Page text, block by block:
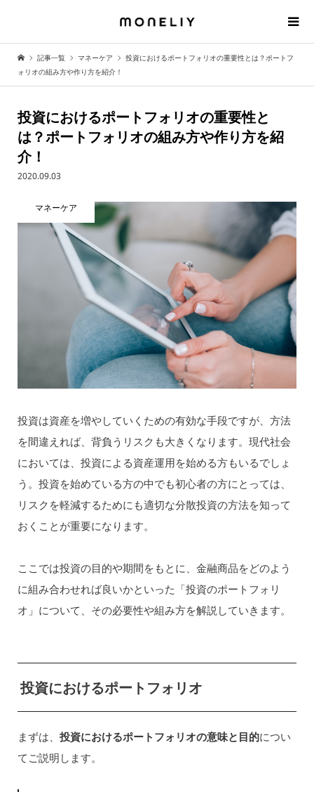
記事一覧 マネーケア
投資におけるポートフォリオの重要性とは？ポートフ
ォリオの組み方や作り方を紹介！
投資におけるポートフォリオの重要性と
は？ポートフォリオの組み方や作り方を紹
介！
2020.09.03
マネーケア
投資は資産を増やしていくための有効な手段ですが、方法
を間違えれば、背負うリスクも大きくなります。現代社会
においては、投資による資産運用を始める方もいるでしょ
う。投資を始めている方の中でも初心者の方にとっては、
リスクを軽減するためにも適切な分散投資の方法を知って
おくことが重要になります。
ここでは投資の目的や期間をもとに、金融商品をどのよう
に組み合わせれば良いかといった「投資のポートフォリ
オ」について、その必要性や組み方を解説していきます。
投資におけるポートフォリオ
まずは、 投資におけるポートフォリオの意味と目的につい
てご説明します。